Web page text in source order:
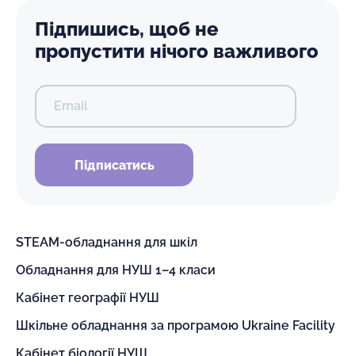
Підпишись, щоб не
пропустити нічого важливого
Email
Підписатись
STEAM-обладнання для шкіл
Обладнання для НУШ 1–4 класи
Кабінет географії НУШ
Шкільне обладнання за програмою Ukraine Facility